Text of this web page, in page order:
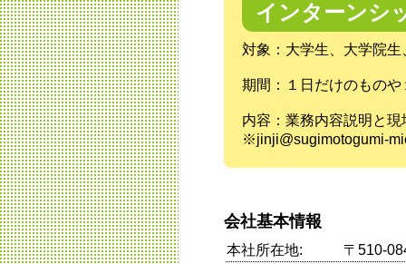
インターンシ
対象：大学生、大学院
期間：１日だけのもの
内容：業務内容説明と
※jinji@sugimotogumi-
会社基本情報
本社所在地:
〒510-